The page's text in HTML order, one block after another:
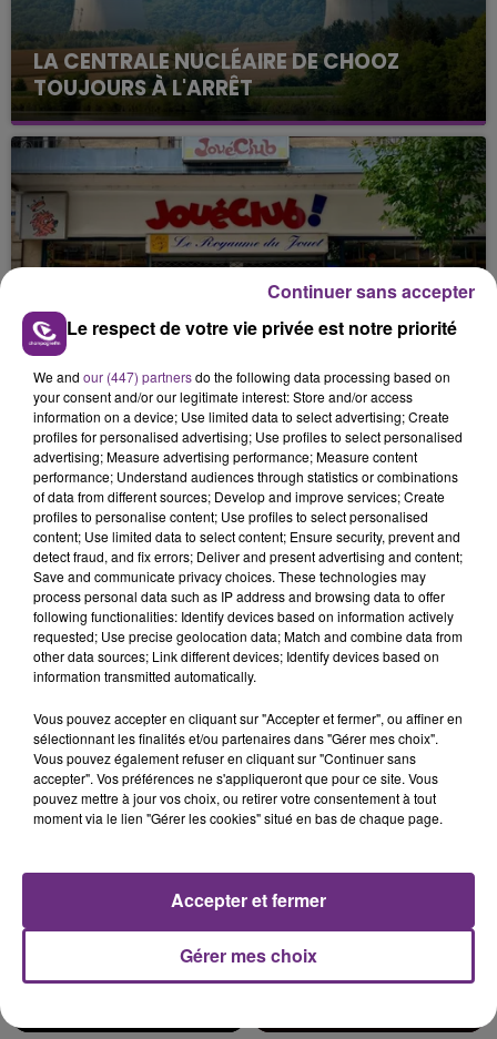
LA CENTRALE NUCLÉAIRE DE CHOOZ
TOUJOURS À L'ARRÊT
Cela fait déjà une semaine que la centrale
nucléaire ardennaise est à l'arrêt. Une situation
justifiée par la sécheresse intense qui est toujours
présente.
LE MAGASIN JOUÉCLUB DE REIMS FERME
SES PORTES
C'était l'une des institutions du centre-ville
rémois. Le magasin JouéClub est contraint de
fermer ses portes.
TITRES DIFFUSÉS
6h01
6h01
ALEX WARREN
Fever Dream
5h58
5h58
CAMILA CABELLO & ED SHEERAN
Bam Bam
5h54
5h54 5h51
5h51
Le respect de votre vie privée est notre priorité
We and our (447) partnersdo the following data processing based on
your consent and/or our legitimate interest: Store and/or access
information on a device; Use limited data to select advertising; Create
profiles for personalised advertising; Use profiles to select personalised
advertising; Measure advertising performance; Measure content
performance; Understand audiences through statistics or combinations
of data from different sources; Develop and improve services; Create
profiles to personalise content; Use profiles to select personalised
content; Use limited data to select content; Ensure security, prevent and
detect fraud, and fix errors; Deliver and present advertising and content;
Save and communicate privacy choices. These technologies may
process personal data such as IP address and browsing data to offer
following functionalities: Identify devices based on information actively
requested; Use precise geolocation data; Match and combine data from
other data sources; Link different devices; Identify devices based on
information transmitted automatically.
Vous pouvez accepter en cliquant sur "Accepter et fermer", ou affiner en
sélectionnant les finalités et/ou partenaires dans "Gérer mes choix".
Vous pouvez également refuser en cliquant sur "Continuer sans
accepter". Vos préférences ne s'appliqueront que pour ce site. Vous
pouvez mettre à jour vos choix, ou retirer votre consentement à tout
moment via le lien "Gérer les cookies" situé en bas de chaque page.
Gérer mes choix
Accepter et fermer
Continuer sans accepter